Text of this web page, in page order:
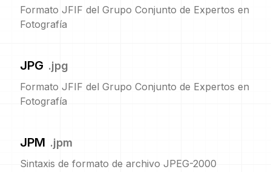
Formato JFIF del Grupo Conjunto de Expertos en
Fotografía
JPG .jpg
Formato JFIF del Grupo Conjunto de Expertos en
Fotografía
JPM .jpm
Sintaxis de formato de archivo JPEG-2000